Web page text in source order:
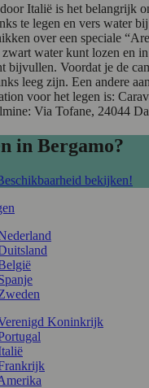
Italië is het belangrijk
te legen en vers water
over een speciale
water kunt lozen en
bijvullen. Voordat je de
leeg zijn. Een andere
voor het legen is:
Via Tofane, 24044
in Bergamo?
bekijken!
Koninkrijk